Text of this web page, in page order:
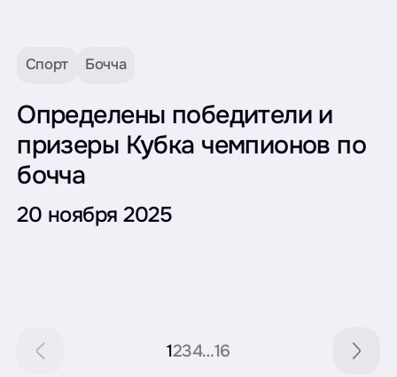
Спорт Бочча
Определены победители и
призеры Кубка чемпионов по
бочча
20 ноября 2025
1234…16